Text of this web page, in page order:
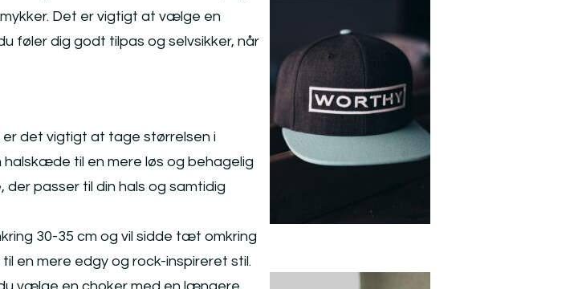
Det er vigtigt at vælge en
føler dig godt tilpas og selvsikker, når
det vigtigt at tage størrelsen i
til en mere løs og behagelig
passer til din hals og samtidig
30-35 cm og vil sidde tæt omkring
en mere edgy og rock-inspireret stil.